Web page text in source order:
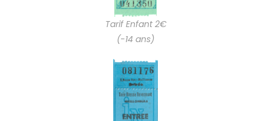
Tarif Enfant 2€
(-14 ans)